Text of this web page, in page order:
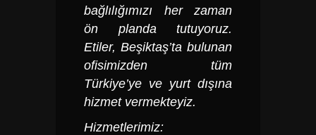
bağlılığımızı her zaman
ön planda tutuyoruz.
Etiler, Beşiktaş’ta bulunan
ofisimizden tüm
Türkiye’ye ve yurt dışına
hizmet vermekteyiz.
Hizmetlerimiz: